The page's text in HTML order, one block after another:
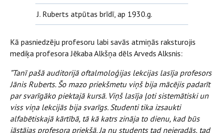
J. Ruberts atpūtas brīdī, ap 1930.g.
Kā pasniedzēju profesoru labi savās atmiņās raksturojis
mediķa profesora Jēkaba Alkšņa dēls Arveds Alksnis:
”Tanī pašā auditorijā oftalmoloģijas lekcijas lasīja profesors
Jānis Ruberts. Šo mazo priekšmetu viņš bija mācējis padarīt
par svarīgāko piektajā kursā. Viņš lasīja ļoti sistemātiski un
viss viņa lekcijās bija svarīgs. Studenti tika izsaukti
alfabētiskajā kārtībā, tā kā katrs zināja to dienu, kad būs
jāstājas profesora priekšā. Ja nu students tad neieradās, tad